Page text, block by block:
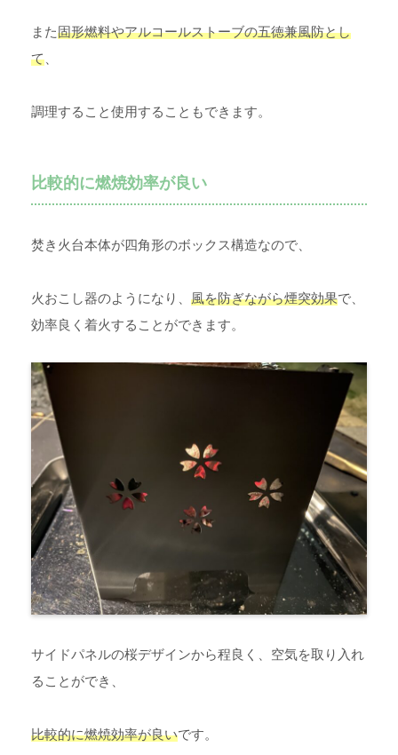
また固形燃料やアルコールストーブの五徳兼風防とし
て
調理すること使用することもできます。
比較的に燃焼効率が良い
焚き火台本体が四角形のボックス構造なので、
火おこし器のようになり、 風を防ぎながら煙突効果で、
効率良く着火することができます。
サイドパネルの桜デザインから程良く、空気を取り入れ
ることができ、
比較的に燃焼効率が良いです。